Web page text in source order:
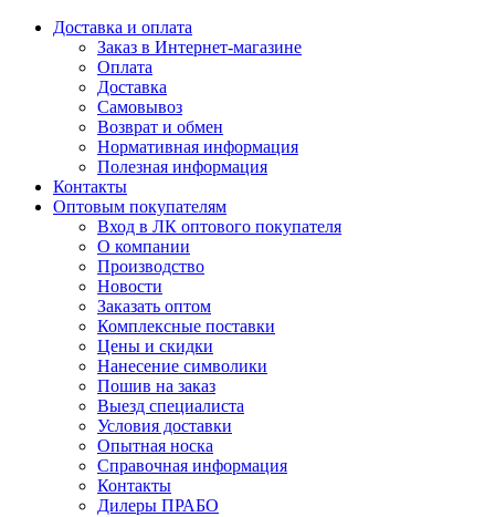
Доставка и оплата
Заказ в Интернет-магазине
Оплата
Доставка
Самовывоз
Возврат и обмен
Нормативная информация
Полезная информация
Контакты
Оптовым покупателям
Вход в ЛК оптового покупателя
О компании
Производство
Новости
Заказать оптом
Комплексные поставки
Цены и скидки
Нанесение символики
Пошив на заказ
Выезд специалиста
Условия доставки
Опытная носка
Справочная информация
Контакты
Дилеры ПРАБО